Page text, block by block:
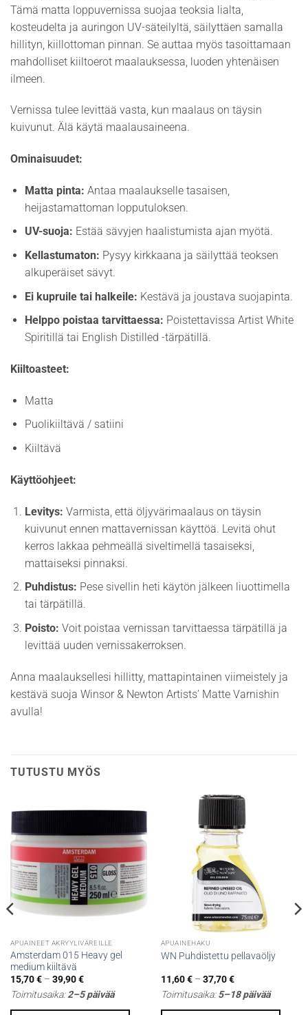
Tämä matta loppuvernissa suojaa teoksia lialta,
kosteudelta ja auringon UV-säteilyltä, säilyttäen samalla
hillityn, kiillottoman pinnan. Se auttaa myös tasoittamaan
mahdolliset kiiltoerot maalauksessa, luoden yhtenäisen
ilmeen.
Vernissa tulee levittää vasta, kun maalaus on täysin
kuivunut. Älä käytä maalausaineena.
Ominaisuudet:
Matta pinta: Antaa maalaukselle tasaisen,
heijastamattoman lopputuloksen.
UV-suoja: Estää sävyjen haalistumista ajan myötä.
Kellastumaton: Pysyy kirkkaana ja säilyttää teoksen
alkuperäiset sävyt.
Ei kupruile tai halkeile: Kestävä ja joustava suojapinta.
Helppo poistaa tarvittaessa: Poistettavissa Artist White
Spiritillä tai English Distilled -tärpätillä.
Kiiltoasteet:
Matta
Puolikiiltävä / satiini
Kiiltävä
Käyttöohjeet:
Levitys: Varmista, että öljyvärimaalaus on täysin
kuivunut ennen mattavernissan käyttöä. Levitä ohut
kerros lakkaa pehmeällä siveltimellä tasaiseksi,
mattaiseksi pinnaksi.
Puhdistus: Pese sivellin heti käytön jälkeen liuottimella
tai tärpätillä.
Poisto: Voit poistaa vernissan tarvittaessa tärpätillä ja
levittää uuden vernissakerroksen.
Anna maalauksellesi hillitty, mattapintainen viimeistely ja
kestävä suoja Winsor & Newton Artists’ Matte Varnishin
avulla!
TUTUSTU MYÖS
APUAINEET AKRYYLIVÄREILLE
Amsterdam 015 Heavy gel
medium kiiltävä
15,70€ – 39,90€Hintaluokka:
15,70 €
-
Toimitusaika:2–5 päivää
APUAINEHAKU
WN Puhdistettu pellavaöljy
11,60€ – 37,70€Hintaluokka:
11,60 €
-
Toimitusaika:5–18 päivää